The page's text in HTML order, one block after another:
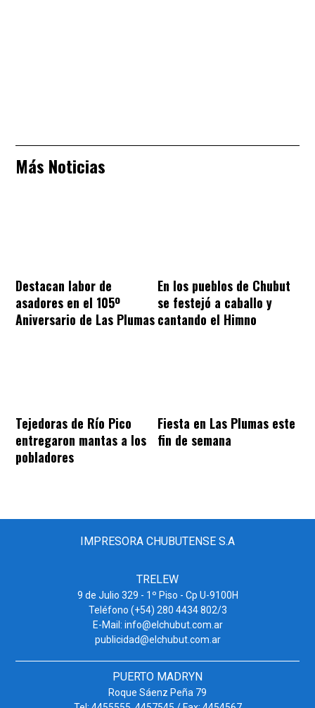
Más Noticias
Destacan labor de
asadores en el 105º
Aniversario de Las Plumas
En los pueblos de Chubut
se festejó a caballo y
cantando el Himno
Tejedoras de Río Pico
entregaron mantas a los
pobladores
Fiesta en Las Plumas este
fin de semana
IMPRESORA CHUBUTENSE S.A
TRELEW
9 de Julio 329 - 1º Piso - Cp U-9100H
Teléfono (+54) 280 4434 802/3
E-Mail: info@elchubut.com.ar
publicidad@elchubut.com.ar
PUERTO MADRYN
Roque Sáenz Peña 79